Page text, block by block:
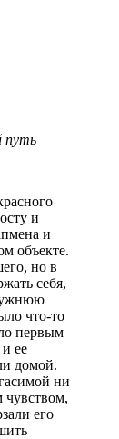
путь
и
и
объекте.
но в
себя,
что-то
первым
ее
домой.
ни
чувством,
его